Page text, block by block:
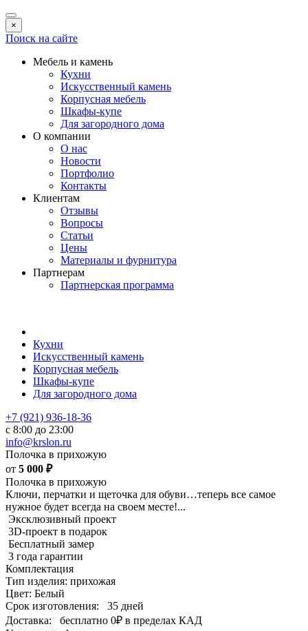
×
Поиск на сайте
Мебель и камень
Кухни
Искусственный камень
Корпусная мебель
Шкафы-купе
Для загородного дома
О компании
О нас
Новости
Портфолио
Контакты
Клиентам
Отзывы
Вопросы
Статьи
Цены
Материалы и фурнитура
Партнерам
Партнерская программа
Кухни
Искусственный камень
Корпусная мебель
Шкафы-купе
Для загородного дома
+7 (921) 936-18-36
с 8:00 до 23:00
info@krslon.ru
Полочка в прихожую
от 5 000 ₽
Полочка в прихожую
Ключи, перчатки и щеточка для обуви…теперь все самое
нужное будет всегда на своем месте!...
Эксклюзивный проект
3D-проект в подарок
Бесплатный замер
3 года гарантии
Комплектация
Тип изделия: прихожая
Цвет: Белый
Срок изготовления:
35 дней
Доставка:
бесплатно 0₽ в пределах КАД